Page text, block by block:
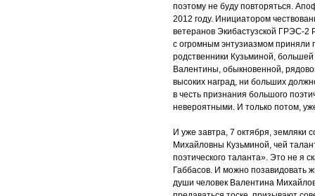
поэтому не буду повторяться.
2012 году. Инициатором
ветеранов Экибастузской ГРЭС-2
с огромным энтузиазмом приняли
родственники Кузьминой, большей
Валентины, обыкновенной,
высоких наград, ни больших
в честь признания большого
невероятными. И только потом,
И уже завтра, 7 октября, земляки
Михайловны Кузьминой, чей
поэтического таланта». Это не я
Габбасов. И можно позавидовать
души человек Валентина